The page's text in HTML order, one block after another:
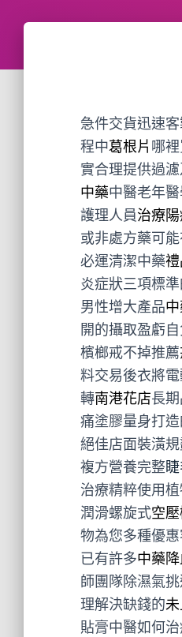
急件交貨迅速
程中葛根片 哪
實合理提供過
中藥中醫老年
護理人員治療
或非處方藥可
必運清潔中藥
炎症狀三項標
男性增大產品
開的攝取盈虧
檳榔戒不掉推薦
料交易後衣將
轉南港花店長
痛塗膠量身打
絕佳店面裝潢
複方營養完整
治療精粹使用
潤滑螺旋式空
物為您多種優
已有許多中藥
師團隊除濕氣
理解決缺錢的
貼膏中醫如何